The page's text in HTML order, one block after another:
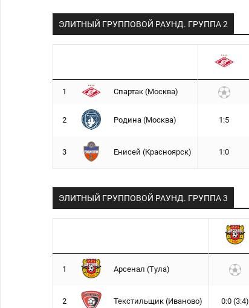
ЭЛИТНЫЙ ГРУППОВОЙ РАУНД. ГРУППA 2
1 Спартак (Москва)
2 Родина (Москва) 1:5
3 Енисей (Красноярск) 1:0
ЭЛИТНЫЙ ГРУППОВОЙ РАУНД. ГРУППA 3
1 Арсенал (Тула)
2 Текстильщик (Иваново) 0:0 (3:4)